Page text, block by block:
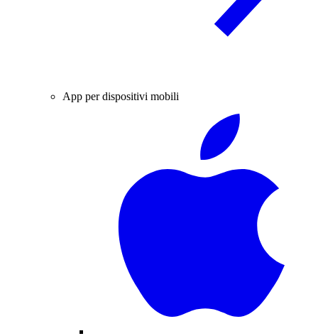
App per dispositivi mobili